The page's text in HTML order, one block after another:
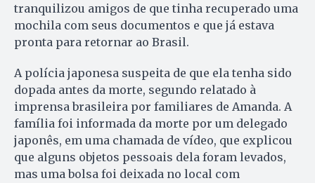
tranquilizou amigos de que tinha recuperado uma
mochila com seus documentos e que já estava
pronta para retornar ao Brasil.
A polícia japonesa suspeita de que ela tenha sido
dopada antes da morte, segundo relatado à
imprensa brasileira por familiares de Amanda. A
família foi informada da morte por um delegado
japonês, em uma chamada de vídeo, que explicou
que alguns objetos pessoais dela foram levados,
mas uma bolsa foi deixada no local com